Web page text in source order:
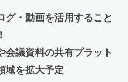
グ・動画を活用すること
会議資料の共有プラット
域を拡大予定